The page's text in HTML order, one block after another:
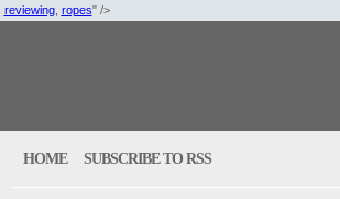
reviewing, ropes" />
HOME SUBSCRIBE TO RSS